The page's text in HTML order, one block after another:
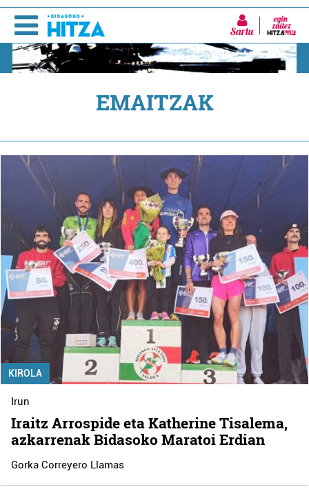
Sartu
EMAITZAK
KIROLA
Irun
Iraitz Arrospide eta Katherine Tisalema,
azkarrenak Bidasoko Maratoi Erdian
Gorka Correyero Llamas